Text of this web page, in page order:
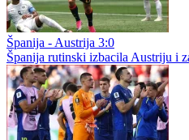
Železničar - Radnički (N) 2:1
Željo krenuo pobedom
Portugalija - Hrvatska 2:1